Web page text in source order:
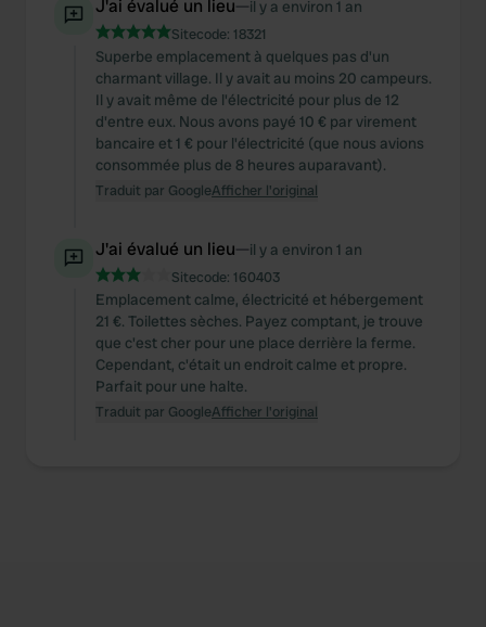
We use cookies to personalise content and ads, to
provide social media features and to analyse our traffic.
We also share information about your use of our site with
our social media, advertising and analytics partners who
may combine it with other information that you’ve
provided to them or that they’ve collected from your use
of their services.
J'ai évalué un lieu—il y a environ 1 an
Sitecode: 18321
Superbe emplacement à quelques pas d'un
charmant village. Il y avait au moins 20 campeurs.
Il y avait même de l'électricité pour plus de 12
d'entre eux. Nous avons payé 10 € par virement
bancaire et 1 € pour l'électricité (que nous avions
consommée plus de 8 heures auparavant).
Traduit par GoogleAfficher l'original
J'ai évalué un lieu—il y a environ 1 an
Sitecode: 160403
Emplacement calme, électricité et hébergement
21 €. Toilettes sèches. Payez comptant, je trouve
que c'est cher pour une place derrière la ferme.
Cependant, c'était un endroit calme et propre.
Parfait pour une halte.
Traduit par GoogleAfficher l'original